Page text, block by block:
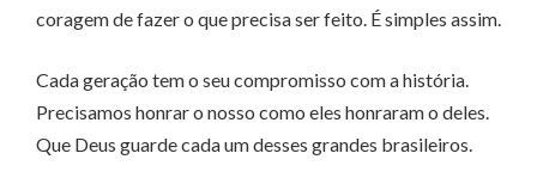
coragem de fazer o que precisa ser feito. É simples assim.
Cada geração tem o seu compromisso com a história.
Precisamos honrar o nosso como eles honraram o deles.
Que Deus guarde cada um desses grandes brasileiros.